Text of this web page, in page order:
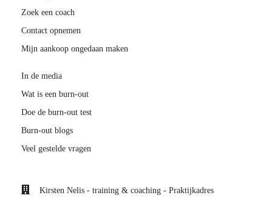
Zoek een coach
Contact opnemen
Mijn aankoop ongedaan maken
In de media
Wat is een burn-out
Doe de burn-out test
Burn-out blogs
Veel gestelde vragen
Kirsten Nelis - training & coaching - Praktijkadres